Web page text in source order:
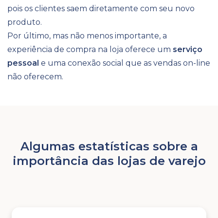
pois os clientes saem diretamente com seu novo
produto.
Por último, mas não menos importante, a
experiência de compra na loja oferece um serviço
pessoal e uma conexão social que as vendas on-line
não oferecem.
Algumas estatísticas sobre a
importância das lojas de varejo